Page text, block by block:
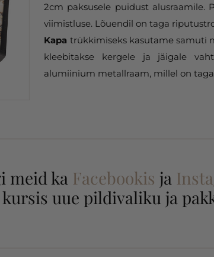
2cm paksusele puidust
viimistluse. Lõuendil on taga
Kapa trükkimiseks kasutame samuti
kleebitakse kergele ja jäigale
alumiinium metallraam, millel on
meid ka Facebookis ja
uue pildivaliku ja